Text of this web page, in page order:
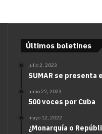
Últimos boletines
julio 2, 2023
SUMAR se presenta
junio 27, 2023
500 voces por Cuba
mayo 12, 2022
¿Monarquía o